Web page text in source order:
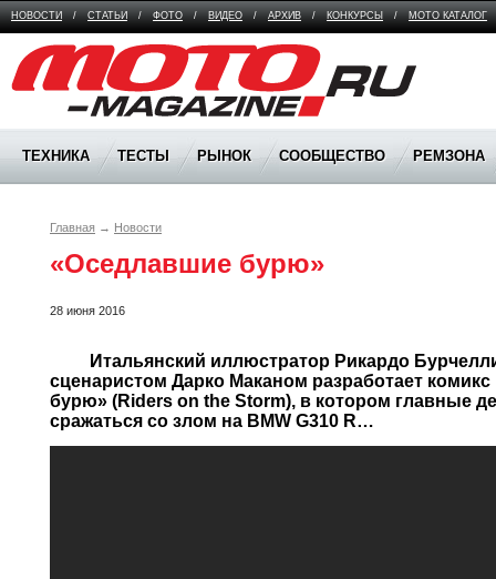
НОВОСТИ / СТАТЬИ / ФОТО / ВИДЕО / АРХИВ / КОНКУРСЫ / МОТО КАТАЛОГ
Moto Magazine
ТЕХНИКА ТЕСТЫ РЫНОК СООБЩЕСТВО РЕМЗОНА
Главная → Новости
«Оседлавшие бурю»
28 июня 2016
сценаристом Дарко Маканом разработает
бурю» (Riders on the Storm), в котором главные